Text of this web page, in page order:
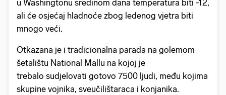
u Washingtonu sredinom dana temperatura biti -12,
ali će osjećaj hladnoće zbog ledenog vjetra biti
mnogo veći.
Otkazana je i tradicionalna parada na golemom
šetalištu National Mallu na kojoj je
trebalo sudjelovati gotovo 7500 ljudi, među kojima
skupine vojnika, sveučilištaraca i konjanika.